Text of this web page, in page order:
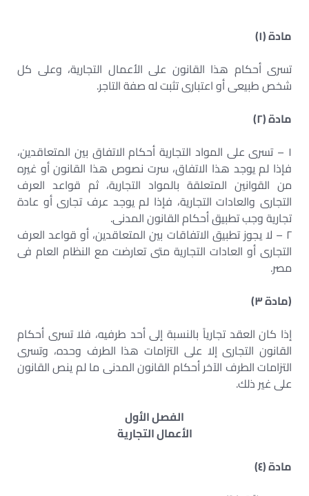
مادة (١)
تسرى أحكام هذا القانون على الأعمال التجارية، وعلى كل
شخص طبيعى أو اعتبارى تثبت له صفة التاجر.
مادة (٢)
١ – تسرى على المواد التجارية أحكام الاتفاق بين المتعاقدين،
فإذا لم يوجد هذا الاتفاق، سرت نصوص هذا القانون أو غيره
من القوانين المتعلقة بالمواد التجارية، ثم قواعد العرف
التجارى والعادات التجارية، فإذا لم يوجد عرف تجارى أو عادة
تجارية وجب تطبيق أحكام القانون المدنى.
٢ – لا يجوز تطبيق الاتفاقات بين المتعاقدين، أو قواعد العرف
التجارى أو العادات التجارية متى تعارضت مع النظام العام فى
مصر.
(مادة ٣)
إذا كان العقد تجارياً بالنسبة إلى أحد طرفيه، فلا تسرى أحكام
القانون التجارى إلا على التزامات هذا الطرف وحده، وتسرى
التزامات الطرف الآخر أحكام القانون المدنى ما لم ينص القانون
على غير ذلك.
الفصل الأول
الأعمال التجارية
مادة (٤)